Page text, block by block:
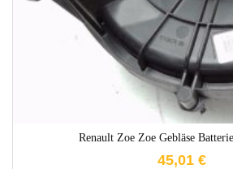
Renault Zoe Zoe Gebläse
45,01 €